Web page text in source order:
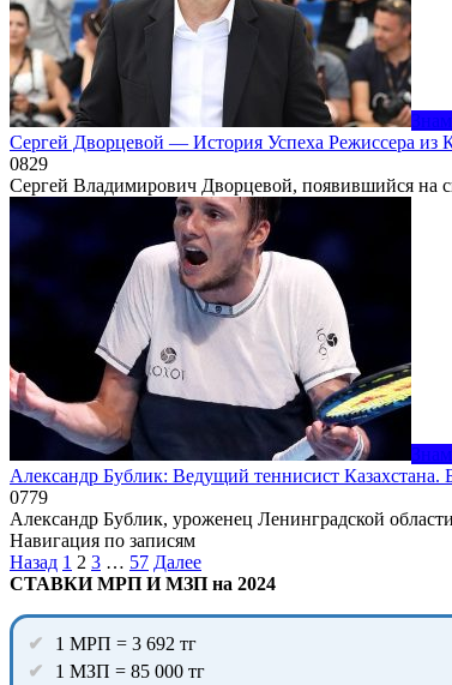
Сергей Дворцевой — История Успеха Режиссера из
0829
Сергей Владимирович Дворцевой, появившийся на
Александр Бублик: Ведущий теннисист
0779
Александр Бублик, уроженец Ленинградской
Навигация по записям
Назад 1 2 3 … 57 Далее
СТАВКИ МРП И МЗП на 2024
1 МРП = 3 692 тг
1 МЗП = 85 000 тг